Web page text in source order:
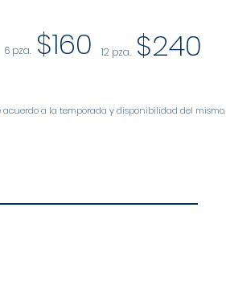
$160 12 pza. $240
6 pza.
a la temporada y disponibilidad del mismo.